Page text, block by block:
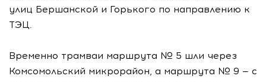
улиц Бершанской и Горького по направлению к
ТЭЦ.
Временно трамваи маршрута № 5 шли через
Комсомольский микрорайон, а маршрута № 9 — с